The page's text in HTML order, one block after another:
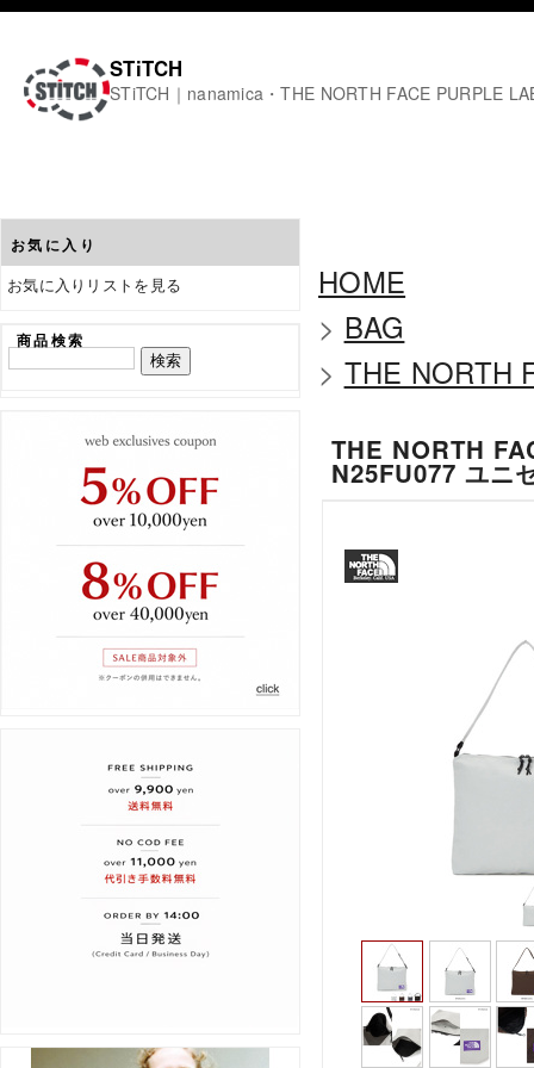
STiTCH
STiTCH｜nanamica・THE NORTH FACE PURPLE
お気に入り
お気に入りリストを見る
商品検索
HOME
> BAG
> THE NORTH
THE NORTH
N25FU077 ユニ